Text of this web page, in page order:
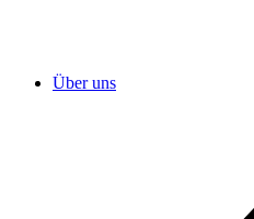
Über uns